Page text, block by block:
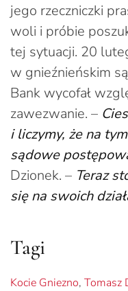
jego rzeczniczki
woli i próbie
tej sytuacji. 20
w gnieźnieńskim
Bank wycofał
zawezwanie. –
i liczymy, że na
sądowe
Dzionek. – Teraz
się na swoich
Tagi
Kocie Gniezno, Tomasz